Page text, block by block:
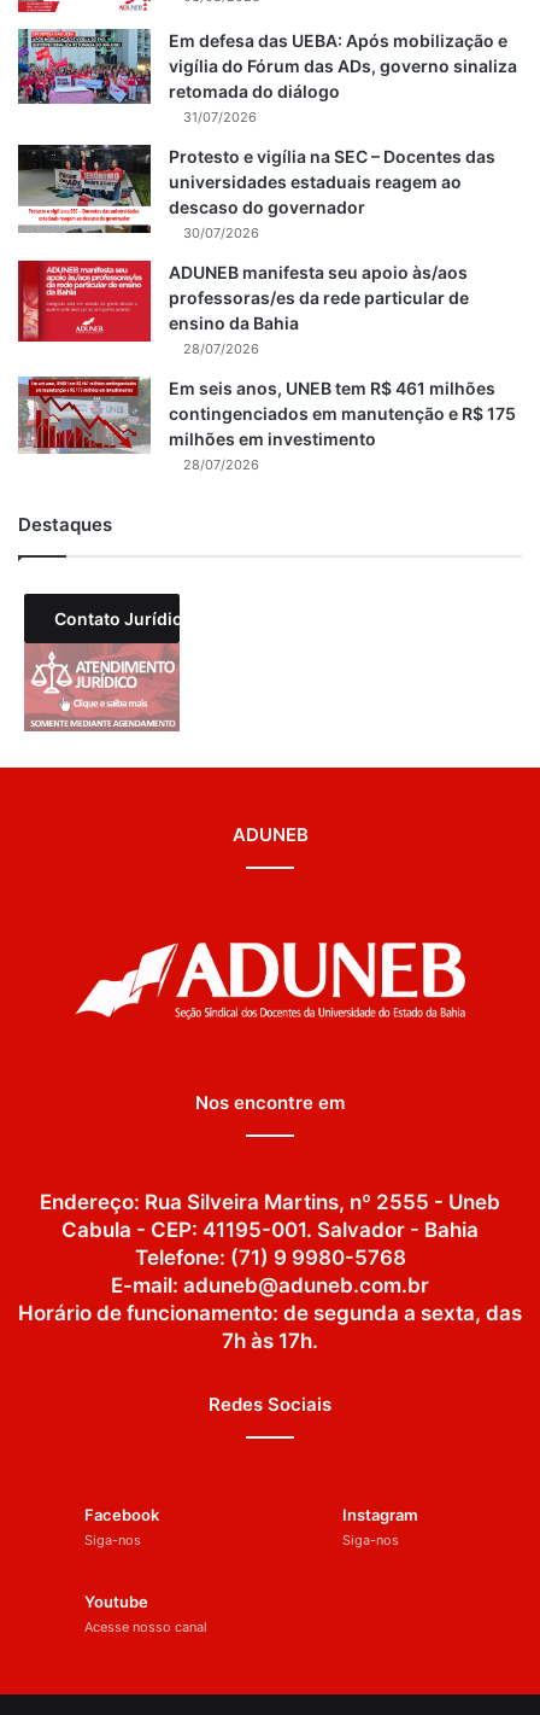
Em defesa das UEBA: Após mobilização e
vigília do Fórum das ADs, governo sinaliza
retomada do diálogo
31/07/2026
Protesto e vigília na SEC – Docentes das
universidades estaduais reagem ao
descaso do governador
30/07/2026
ADUNEB manifesta seu apoio às/aos
professoras/es da rede particular de
ensino da Bahia
28/07/2026
Em seis anos, UNEB tem R$ 461 milhões
contingenciados em manutenção e R$ 175
milhões em investimento
28/07/2026
Destaques
Contato Jurídico
ADUNEB
Nos encontre em
Endereço: Rua Silveira Martins, nº 2555 - Uneb
Cabula - CEP: 41195-001. Salvador - Bahia
Telefone: (71) 9 9980-5768
E-mail: aduneb@aduneb.com.br
Horário de funcionamento: de segunda a sexta, das
7h às 17h.
Redes Sociais
Facebook
Siga-nos
Instagram
Siga-nos
Youtube
Acesse nosso canal